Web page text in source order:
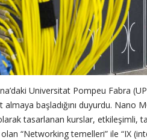
Universitat Pompeu Fabra
almaya başladığını duyurdu. Nano
tasarlanan kurslar, etkileşimli,
“Networking temelleri” ile “IX